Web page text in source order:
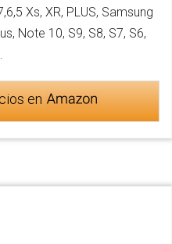
Xs, XR, PLUS, Samsung
Note 10, S9, S8, S7, S6,
en